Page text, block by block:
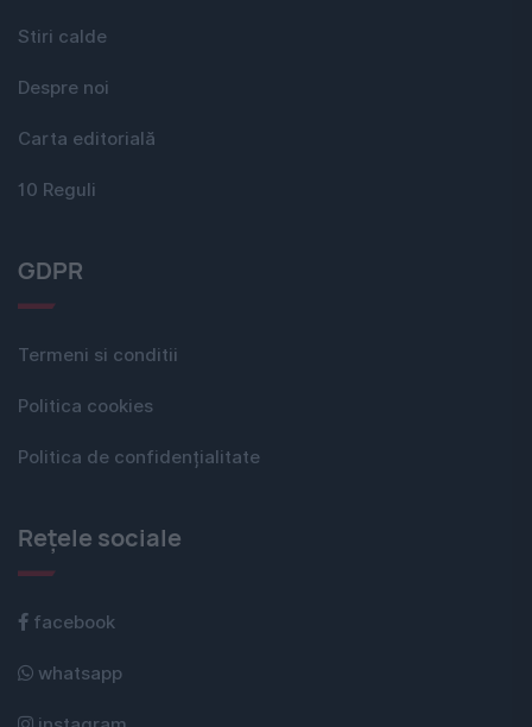
Stiri calde
Despre noi
Carta editorială
10 Reguli
GDPR
Termeni si conditii
Politica cookies
Politica de confidențialitate
Rețele sociale
facebook
whatsapp